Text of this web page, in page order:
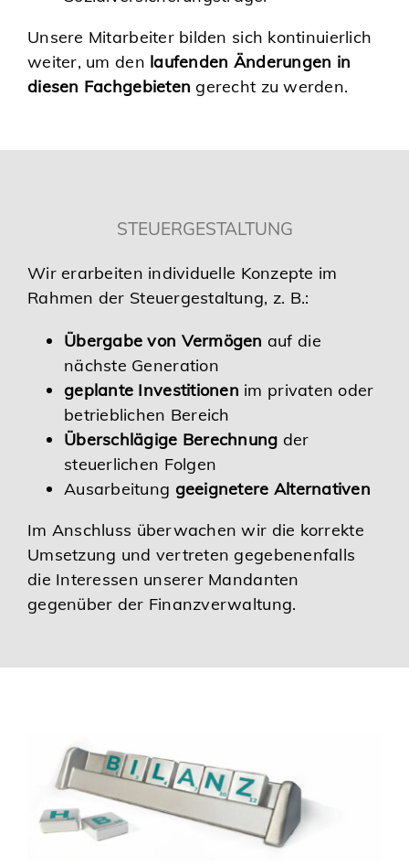
Unsere Mitarbeiter bilden sich kontinuierlich
weiter, um den laufenden Änderungen in
diesen Fachgebieten gerecht zu werden.
STEUERGESTALTUNG
Wir erarbeiten individuelle Konzepte im
Rahmen der Steuergestaltung, z. B.:
Übergabe von Vermögen auf die
nächste Generation
geplante Investitionen im privaten oder
betrieblichen Bereich
Überschlägige Berechnung der
steuerlichen Folgen
Ausarbeitung geeignetere Alternativen
Im Anschluss überwachen wir die korrekte
Umsetzung und vertreten gegebenenfalls
die Interessen unserer Mandanten
gegenüber der Finanzverwaltung.